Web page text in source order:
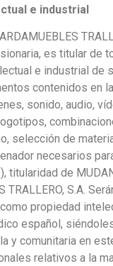
e industrial
es titular de
e industrial de
contenidos en
sonido, audio,
selección de
necesarios
titularidad de
TRALLERO, S.A.
propiedad
español,
y comunitaria en
relativos a la